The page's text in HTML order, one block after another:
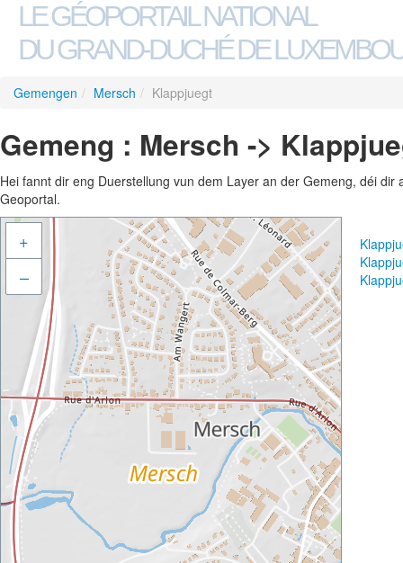
LE GÉOPORTAIL NATIONAL
DU GRAND-DUCHÉ DE
Gemengen / Mersch / Klappjuegt
Gemeng : Mersch ->
Hei fannt dir eng Duerstellung vun dem Layer an der Gemeng, déi
Geoportal.
+
–